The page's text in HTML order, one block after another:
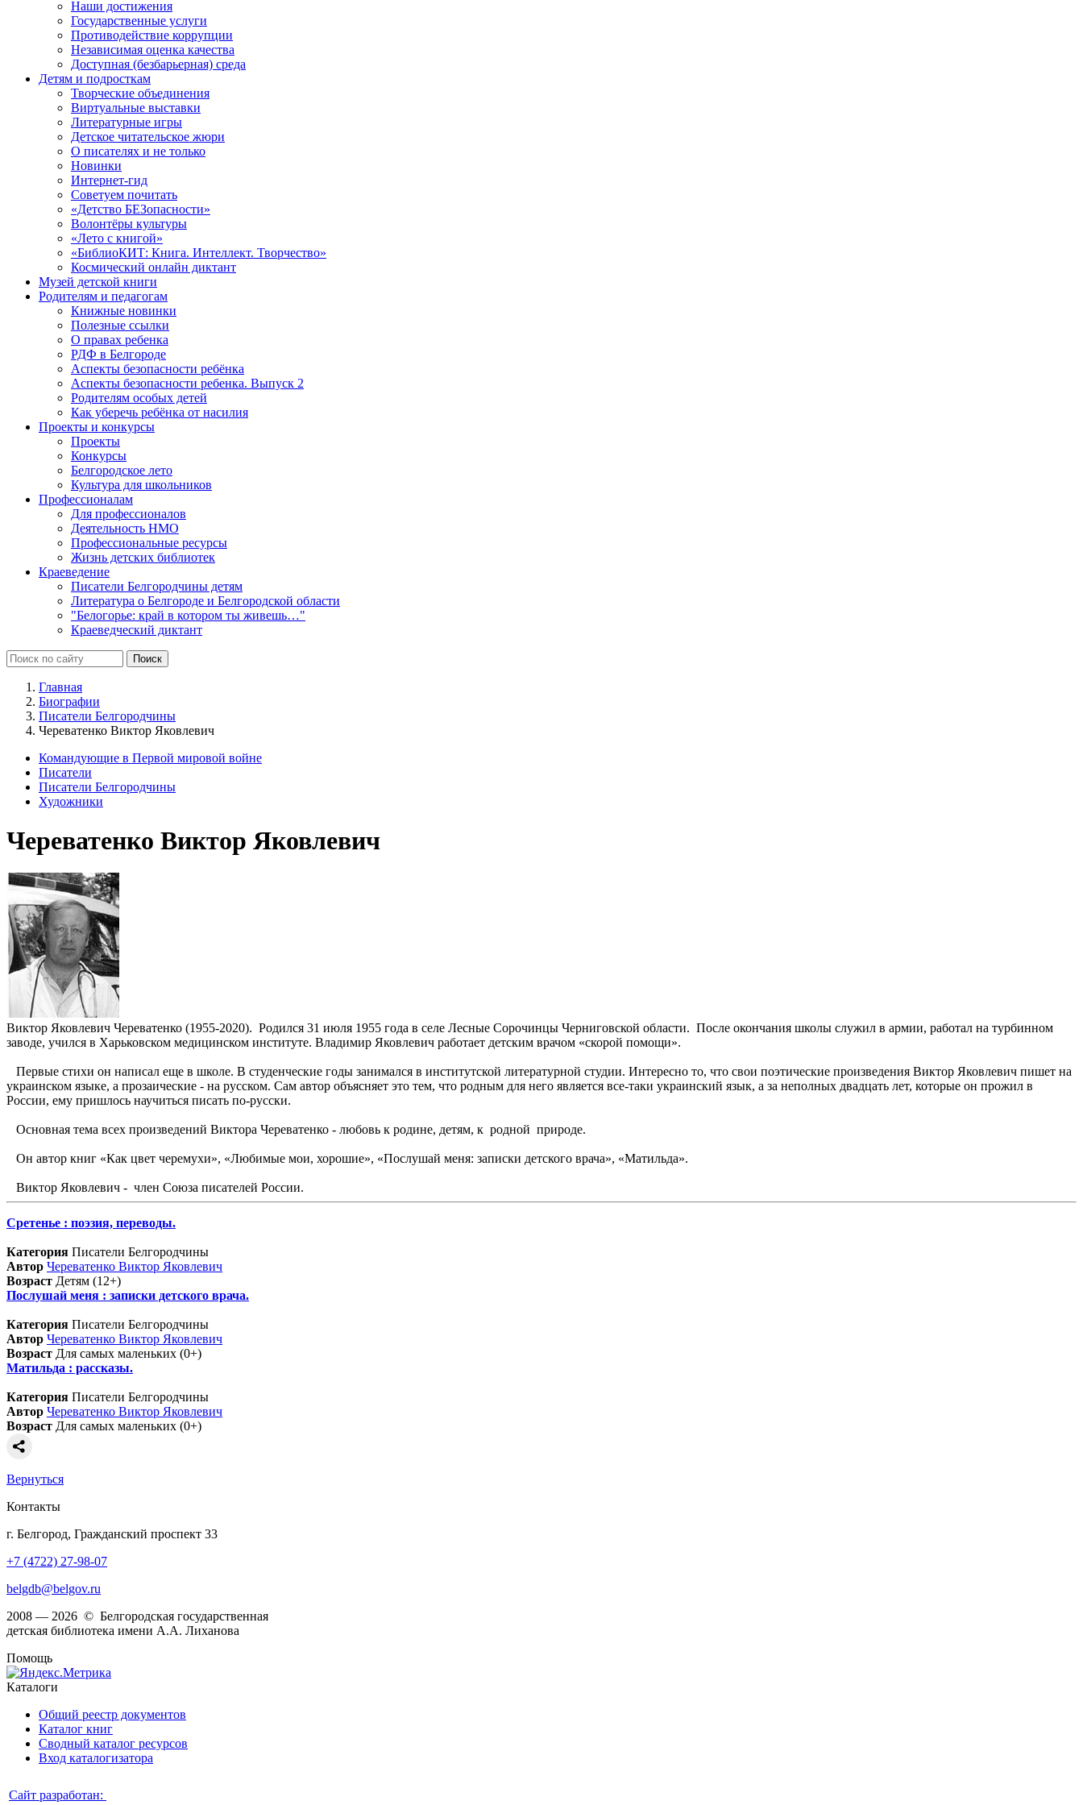
Наши достижения
Государственные услуги
Противодействие коррупции
Независимая оценка качества
Доступная (безбарьерная) среда
Детям и подросткам
Творческие объединения
Виртуальные выставки
Литературные игры
Детское читательское жюри
О писателях и не только
Новинки
Интернет-гид
Советуем почитать
«Детство БЕЗопасности»
Волонтёры культуры
«Лето с книгой»
«БиблиоКИТ: Книга. Интеллект. Творчество»
Космический онлайн диктант
Музей детской книги
Родителям и педагогам
Книжные новинки
Полезные ссылки
О правах ребенка
РДФ в Белгороде
Аспекты безопасности ребёнка
Аспекты безопасности ребенка. Выпуск 2
Родителям особых детей
Как уберечь ребёнка от насилия
Проекты и конкурсы
Проекты
Конкурсы
Белгородское лето
Культура для школьников
Профессионалам
Для профессионалов
Деятельность НМО
Профессиональные ресурсы
Жизнь детских библиотек
Краеведение
Писатели Белгородчины детям
Литература о Белгороде и Белгородской области
"Белогорье: край в котором ты живешь…"
Краеведческий диктант
Главная
Биографии
Писатели Белгородчины
Череватенко Виктор Яковлевич
Командующие в Первой мировой войне
Писатели
Писатели Белгородчины
Художники
Череватенко Виктор Яковлевич
Виктор Яковлевич Череватенко (1955-2020). Родился 31 июля 1955 года в селе Лесные Сорочинцы Черниговской области. После окончания школы служил в армии, работал на турбинном
заводе, учился в Харьковском медицинском институте. Владимир Яковлевич работает детским врачом «скорой помощи».
Первые стихи он написал еще в школе. В студенческие годы занимался в институтской литературной студии. Интересно то, что свои поэтические произведения Виктор Яковлевич пишет на
украинском языке, а прозаические - на русском. Сам автор объясняет это тем, что родным для него является все-таки украинский язык, а за неполных двадцать лет, которые он прожил в
России, ему пришлось научиться писать по-русски.
Основная тема всех произведений Виктора Череватенко - любовь к родине, детям, к родной природе.
Он автор книг «Как цвет черемухи», «Любимые мои, хорошие», «Послушай меня: записки детского врача», «Матильда».
Виктор Яковлевич - член Союза писателей России.
Сретенье : поэзия, переводы.
Категория Писатели Белгородчины
Автор Череватенко Виктор Яковлевич
Возраст Детям (12+)
Послушай меня : записки детского врача.
Категория Писатели Белгородчины
Автор Череватенко Виктор Яковлевич
Возраст Для самых маленьких (0+)
Матильда : рассказы.
Категория Писатели Белгородчины
Автор Череватенко Виктор Яковлевич
Возраст Для самых маленьких (0+)
Вернуться
Контакты
г. Белгород, Гражданский проспект 33
+7 (4722) 27-98-07
belgdb@belgov.ru
2008 — 2026 © Белгородская государственная
детская библиотека имени А.А. Лиханова
Помощь
Каталоги
Общий реестр документов
Каталог книг
Сводный каталог ресурсов
Вход каталогизатора
Сайт разработан: